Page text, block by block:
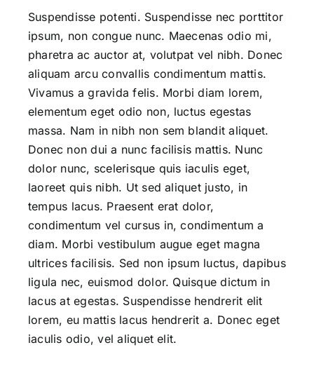
Suspendisse potenti. Suspendisse nec porttitor
ipsum, non congue nunc. Maecenas odio mi,
pharetra ac auctor at, volutpat vel nibh. Donec
aliquam arcu convallis condimentum mattis.
Vivamus a gravida felis. Morbi diam lorem,
elementum eget odio non, luctus egestas
massa. Nam in nibh non sem blandit aliquet.
Donec non dui a nunc facilisis mattis. Nunc
dolor nunc, scelerisque quis iaculis eget,
laoreet quis nibh. Ut sed aliquet justo, in
tempus lacus. Praesent erat dolor,
condimentum vel cursus in, condimentum a
diam. Morbi vestibulum augue eget magna
ultrices facilisis. Sed non ipsum luctus, dapibus
ligula nec, euismod dolor. Quisque dictum in
lacus at egestas. Suspendisse hendrerit elit
lorem, eu mattis lacus hendrerit a. Donec eget
iaculis odio, vel aliquet elit.